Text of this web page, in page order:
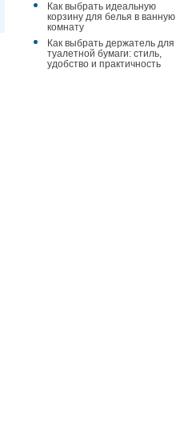
Как выбрать идеальную
корзину для белья в ванную
комнату
Как выбрать держатель для
туалетной бумаги: стиль,
удобство и практичность